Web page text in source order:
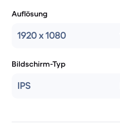
Auflösung
1920 x 1080
Bildschirm-Typ
IPS